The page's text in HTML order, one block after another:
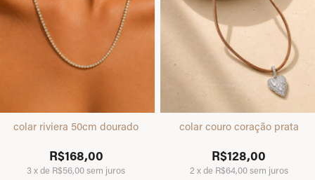
colar riviera 50cm dourado
R$168,00
3xde R$56,00sem juros
colar couro coração prata
R$128,00
2 xde R$64,00sem juros